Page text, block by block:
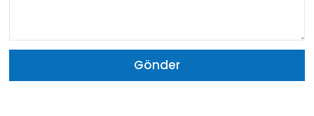
Gönder